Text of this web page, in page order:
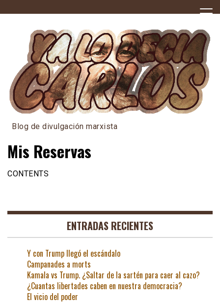
to
Blog de divulgación marxista
Mis Reservas
CONTENTS
ENTRADAS RECIENTES
Y con Trump llegó el escándalo
Campanades a morts
Kamala vs Trump. ¿Saltar de la sartén para caer al cazo?
¿Cuantas libertades caben en nuestra democracia?
El vicio del poder